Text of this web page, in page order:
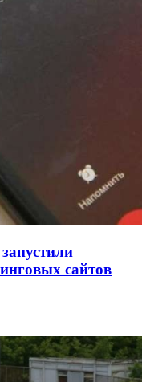
стартует
Волго‑Донской
пройдёт
народов
сайтов